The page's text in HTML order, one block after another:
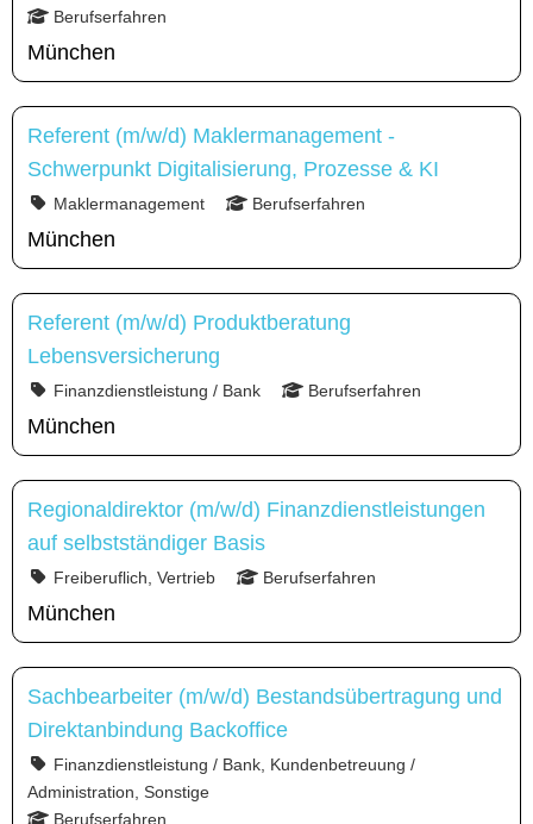
Berufserfahren
München
Referent (m/w/d) Maklermanagement -
Schwerpunkt Digitalisierung, Prozesse & KI
Maklermanagement Berufserfahren
München
Referent (m/w/d) Produktberatung
Lebensversicherung
Finanzdienstleistung / Bank Berufserfahren
München
Regionaldirektor (m/w/d) Finanzdienstleistungen
auf selbstständiger Basis
Freiberuflich, Vertrieb Berufserfahren
München
Sachbearbeiter (m/w/d) Bestandsübertragung und
Direktanbindung Backoffice
Finanzdienstleistung / Bank, Kundenbetreuung /
Administration, Sonstige
Berufserfahren